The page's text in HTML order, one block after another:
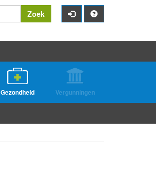
Zoek
Gezondheid Vergunningen